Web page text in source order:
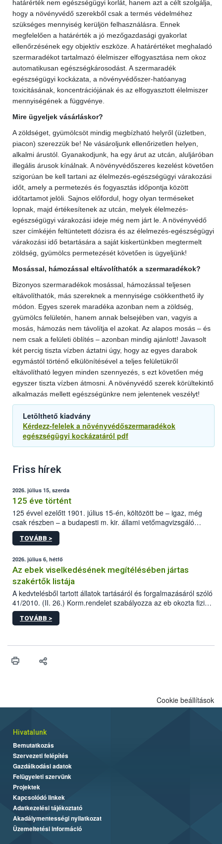
határérték nem egészségügyi korlát, hanem azt a célt szolgálja,
hogy a növényvédő szerekből csak a termés védelméhez
szükséges mennyiség kerüljön felhasználásra. Ennek
megfelelően a határérték a jó mezőgazdasági gyakorlat
ellenőrzésének egy objektív eszköze. A határértéket meghaladó
szermaradékot tartalmazó élelmiszer elfogyasztása nem okoz
automatikusan egészségkárosodást. A szermaradék
egészségügyi kockázata, a növényvédőszer-hatóanyag
toxicitásának, koncentrációjának és az elfogyasztott élelmiszer
mennyiségének a függvénye.
Mire ügyeljek vásárláskor?
A zöldséget, gyümölcsöt mindig megbízható helyről (üzletben,
piacon) szerezzük be! Ne vásároljunk ellenőrizetlen helyen,
alkalmi árustól. Gyanakodjunk, ha egy árut az utcán, aluljáróban
illegális árusok kínálnak. A növényvédőszeres kezelést követően
szigorúan be kell tartani az élelmezés-egészségügyi várakozási
időt, amely a permetezés és fogyasztás időpontja között
időtartamot jelöli. Sajnos előfordul, hogy olyan terméseket
lopnak, majd értékesítenek az utcán, melyek élelmezés-
egészségügyi várakozási ideje még nem járt le. A növényvédő
szer címkéjén feltüntetett dózisra és az élelmezés-egészségügyi
várakozási idő betartására a saját kiskertünkben megtermelt
zöldség, gyümölcs permetezését követően is ügyeljünk!
Mosással, hámozással eltávolíthatók a szermaradékok?
Bizonyos szermaradékok mosással, hámozással teljesen
eltávolíthatók, más szereknek a mennyisége csökkenthető ily
módon. Egyes szerek maradéka azonban nem a zöldség,
gyümölcs felületén, hanem annak belsejében van, vagyis a
mosás, hámozás nem távolítja el azokat. Az alapos mosás – és
nem csak a felületi öblítés – azonban mindig ajánlott! Javasolt
két percig tiszta vízben áztatni úgy, hogy az egyes darabok
egymástól történő elkülönítésével a teljes felületükről
eltávolítható legyen minden szennyezés, s ezt követően még
egyszer tiszta vízben átmosni. A növényvédő szerek körültekintő
alkalmazás mellett egészségünkre nem jelentenek veszélyt!
Letölthető kiadvány
Kérdezz-felelek a növényvédőszermaradékok
egészségügyi kockázatáról pdf
Friss hírek
2026. július 15, szerda
125 éve történt
125 évvel ezelőtt 1901. július 15-én, költözött be – igaz, még
csak részben – a budapesti m. kir. állami vetőmagvizsgáló
állomás a Kis Rókus utca 15. szám alatti, Czigler Győző által
tervezett új épületébe.
TOVÁBB >
2026. július 6, hétfő
Az ebek viselkedésének megítélésében jártas
szakértők listája
A kedvtelésből tartott állatok tartásáról és forgalmazásáról szóló
41/2010. (II. 26.) Korm.rendelet szabályozza az eb okozta fizikai
sérülés, illetve ennek veszélye keletkezésekor felmerülő
hatósági feladatokat, valamint a veszélyes eb tartását és annak
TOVÁBB >
Cookie beállítások
Hivatalunk
Bemutatkozás
Szervezeti felépítés
Gazdálkodási adatok
Felügyeleti szervünk
Projektek
Kapcsolódó linkek
Adatkezelési tájékoztató
Akadálymentességi nyilatkozat
Üzemeltetési információ